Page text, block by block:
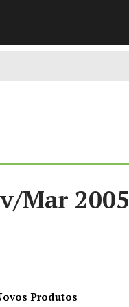
Mar 2005
Produtos